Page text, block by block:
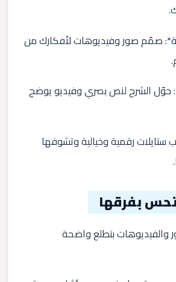
صمّم صور وفيديوهات لأفكارك من
حوّل الشرح لنص بصري وفيديو يوضح
ستايلات رقمية وخيالية وتشوفها
بفرقها
والفيديوهات بتطلع واضحة